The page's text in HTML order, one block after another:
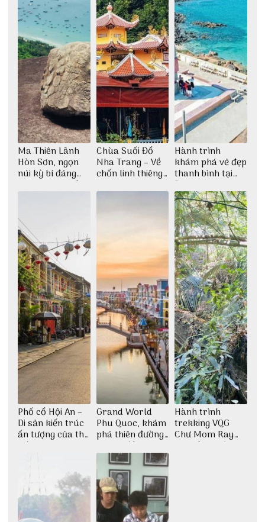
Ma Thiên Lãnh
Hòn Sơn, ngọn
núi kỳ bí đáng
khám phá nhất
Chùa Suối Đổ
Nha Trang – Về
chốn linh thiêng
thiền định
Hành trình
khám phá vẻ đẹp
thanh bình tại
Đảo Phú Quý
Phố cổ Hội An –
Di sản kiến trúc
ấn tượng của thế
giới
Grand World
Phu Quoc, khám
phá thiên đường
giải trí đầy sôi
động
Hành trình
trekking VQG
Chư Mom Ray
tìm về núi rừng